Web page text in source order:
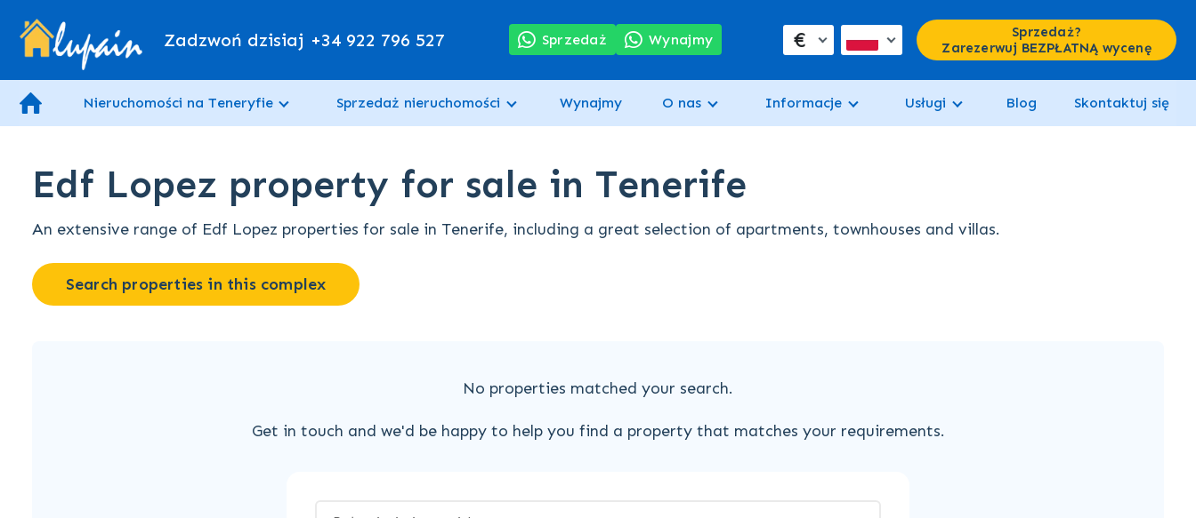
Zadzwoń dzisiaj +34 922 796 527 Sprzedaż Wynajmy €
Sprzedaż?
Zarezerwuj BEZPŁATNĄ wycenę
Nieruchomości na Teneryfie Sprzedaż nieruchomości Wynajmy O nas Informacje Usługi Blog Skontaktuj się
Edf Lopez property for sale in Tenerife
An extensive range of Edf Lopez properties for sale in Tenerife, including a great selection of apartments, townhouses and villas.
Search properties in this complex
No properties matched your search.
Get in touch and we'd be happy to help you find a property that matches your requirements.